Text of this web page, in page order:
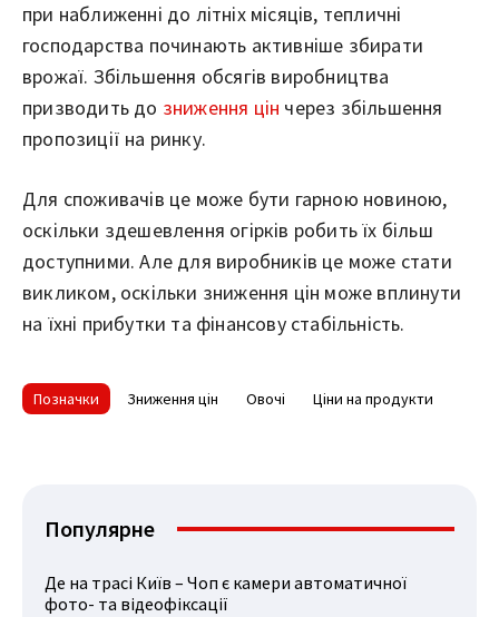
при наближенні до літніх місяців, тепличні
господарства починають активніше збирати
врожаї. Збільшення обсягів виробництва
призводить до зниження цін через збільшення
пропозиції на ринку.
Для споживачів це може бути гарною новиною,
оскільки здешевлення огірків робить їх більш
доступними. Але для виробників це може стати
викликом, оскільки зниження цін може вплинути
на їхні прибутки та фінансову стабільність.
Позначки Зниження цін Овочі Ціни на продукти
Популярне
Де на трасі Київ – Чоп є камери автоматичної
фото- та відеофіксації